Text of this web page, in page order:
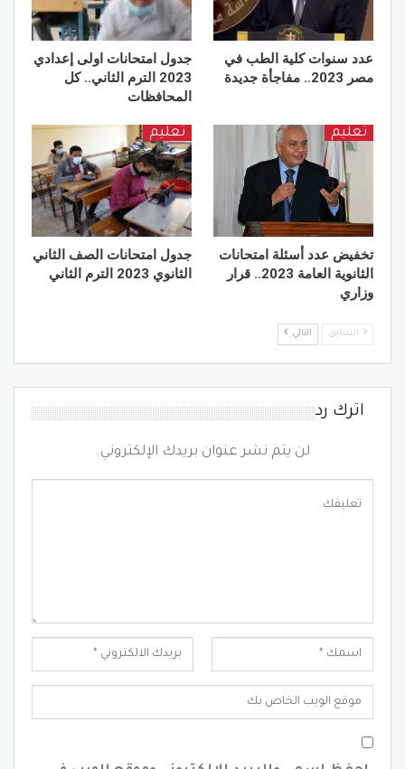
عدد سنوات كلية الطب في
مصر 2023.. مفاجأة جديدة
جدول امتحانات اولى إعدادي
2023 الترم الثاني.. كل
المحافظات
تعليم
تخفيض عدد أسئلة امتحانات
الثانوية العامة 2023.. قرار
وزاري
تعليم
جدول امتحانات الصف الثاني
الثانوي 2023 الترم الثاني
السابق التالي
اترك رد
لن يتم نشر عنوان بريدك الإلكتروني.